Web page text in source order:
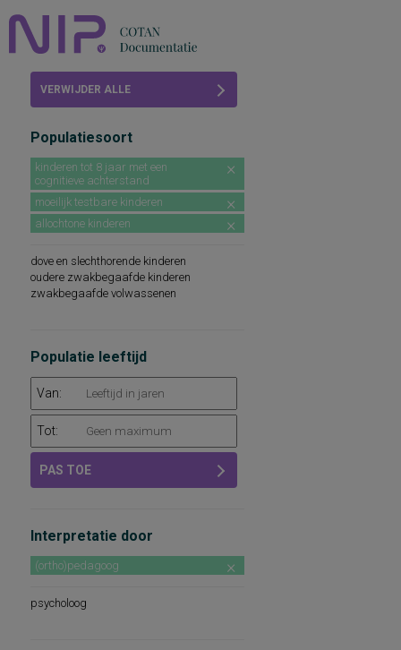
Abonneren
VERWIJDER ALLE
Populatiesoort
kinderen tot 8 jaar met een
cognitieve achterstand
moeilijk testbare kinderen
allochtone kinderen
dove en slechthorende kinderen
oudere zwakbegaafde kinderen
zwakbegaafde volwassenen
Populatie leeftijd
Van:
Tot:
PAS TOE
Interpretatie door
(ortho)pedagoog
psycholoog